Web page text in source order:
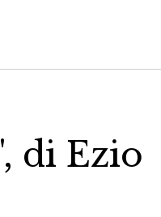
di Ezio